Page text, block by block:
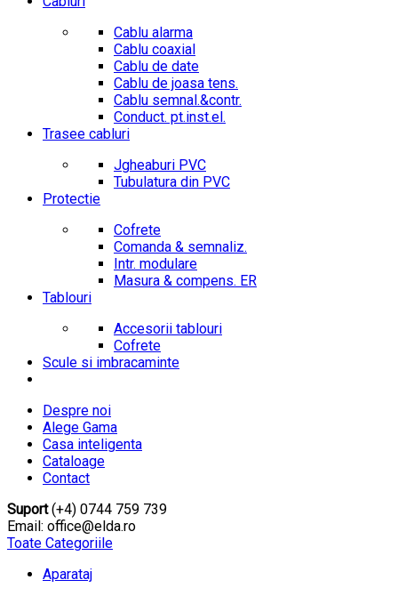
Cablu alarma
Cablu coaxial
Cablu de date
Cablu de joasa tens.
Cablu semnal.&contr.
Conduct. pt.inst.el.
Trasee cabluri
Jgheaburi PVC
Tubulatura din PVC
Protectie
Cofrete
Comanda & semnaliz.
Intr. modulare
Masura & compens. ER
Tablouri
Accesorii tablouri
Cofrete
Scule si imbracaminte
Despre noi
Alege Gama
Casa inteligenta
Cataloage
Contact
Suport(+4) 0744 759 739
Email: office@elda.ro
Toate Categoriile
Aparataj